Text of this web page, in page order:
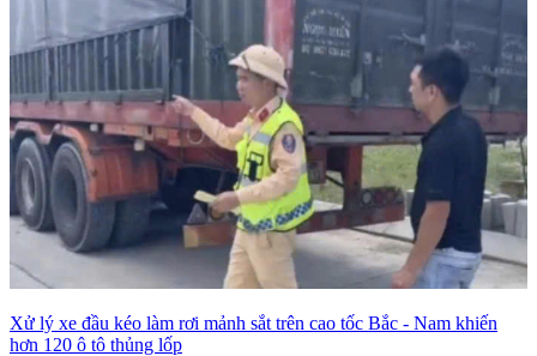
Xử lý xe đầu kéo làm rơi mảnh sắt trên cao tốc Bắc - Nam khiến
hơn 120 ô tô thủng lốp